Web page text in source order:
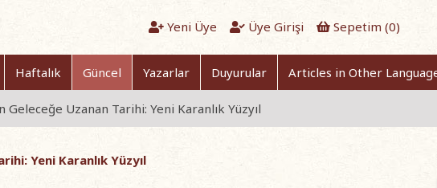
Yeni Üye Üye Girişi Sepetim (0)
Haftalık Güncel Yazarlar Duyurular Articles in Other
Geleceğe Uzanan Tarihi: Yeni Karanlık Yüzyıl
Yeni Karanlık Yüzyıl